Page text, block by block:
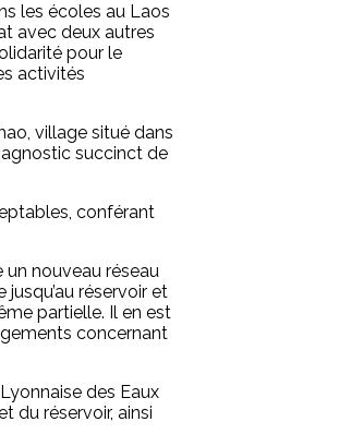
les écoles au Laos
avec deux autres
pour le
activités
village situé dans
succinct de
conférant
un nouveau réseau
réservoir et
partielle. Il en est
concernant
des Eaux
du réservoir, ainsi